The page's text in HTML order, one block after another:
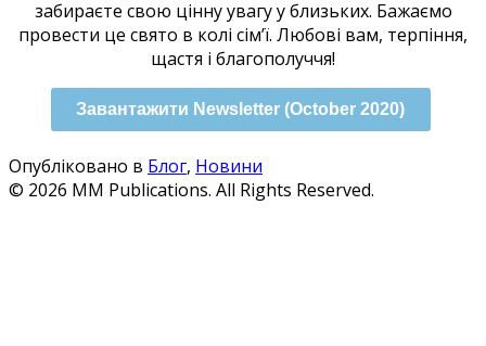
забираєте свою цінну увагу у близьких. Бажаємо
провести це свято в колі сім’ї. Любові вам, терпіння,
щастя і благополуччя!
Завантажити Newsletter (October 2020)
Опубліковано в Блог, Новини
© 2026 MM Publications. All Rights Reserved.